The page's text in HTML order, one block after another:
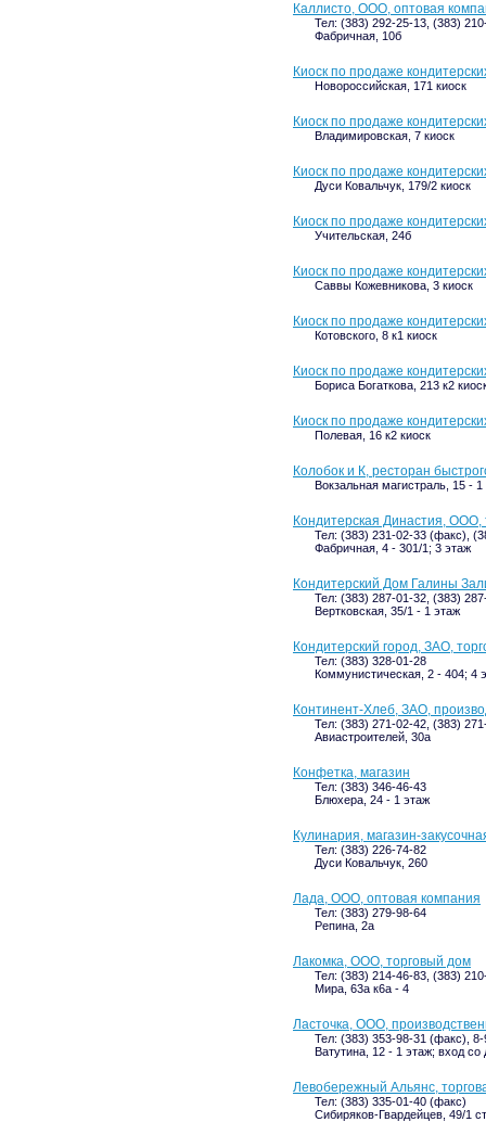
Каллисто, ООО, оптовая
Тел: (383) 292-25-13, (383)
Фабричная, 10б
Киоск по продаже
Новороссийская, 171 киоск
Киоск по продаже
Владимировская, 7 киоск
Киоск по продаже
Дуси Ковальчук, 179/2 киоск
Киоск по продаже
Учительская, 24б
Киоск по продаже
Саввы Кожевникова, 3 киоск
Киоск по продаже
Котовского, 8 к1 киоск
Киоск по продаже
Бориса Богаткова, 213 к2
Киоск по продаже
Полевая, 16 к2 киоск
Колобок и К, ресторан
Вокзальная магистраль, 15 - 1
Кондитерская Династия, ООО,
Тел: (383) 231-02-33 (факс),
Фабричная, 4 - 301/1; 3 этаж
Кондитерский Дом Галины
Тел: (383) 287-01-32, (383)
Вертковская, 35/1 - 1 этаж
Кондитерский город, ЗАО,
Тел: (383) 328-01-28
Коммунистическая, 2 - 404; 4
Континент-Хлеб, ЗАО,
Тел: (383) 271-02-42, (383)
Авиастроителей, 30а
Конфетка, магазин
Тел: (383) 346-46-43
Блюхера, 24 - 1 этаж
Кулинария, магазин-
Тел: (383) 226-74-82
Дуси Ковальчук, 260
Лада, ООО, оптовая компания
Тел: (383) 279-98-64
Репина, 2а
Лакомка, ООО, торговый дом
Тел: (383) 214-46-83, (383)
Мира, 63а к6а - 4
Ласточка, ООО,
Тел: (383) 353-98-31 (факс),
Ватутина, 12 - 1 этаж; вход со
Левобережный Альянс,
Тел: (383) 335-01-40 (факс)
Сибиряков-Гвардейцев, 49/1